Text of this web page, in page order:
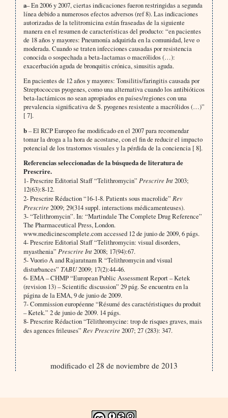
a– En 2006 y 2007, ciertas indicaciones fueron restringidas a segunda
línea debido a numerosos efectos adversos (ref 8). Las indicaciones
autorizadas de la telitromicina están fraseadas de la siguiente
manera en el resumen de características del producto: “en pacientes
de 18 años y mayores: Pneumonía adquirida en la comunidad, leve o
moderada. Cuando se traten infecciones causadas por resistencia
conocida o sospechada a beta-lactamas o macrólidos (…):
exacerbación aguda de bronquitis crónica, sinusitis aguda.
En pacientes de 12 años y mayores: Tonsilitis/faringitis causada por
Streptococcus pyogenes, como una alternativa cuando los antibióticos
beta-lactámicos no sean apropiados en países/regiones con una
prevalencia significativa de S. pyogenes resistente a macrólidos (…)”
[ 7].
b–El RCP Europeo fue modificado en el 2007 para recomendar
tomar la droga a la hora de acostarse, con el fin de reducir el impacto
potencial de los trastornos visuales y la pérdida de la conciencia [ 8].
Referencias seleccionadas de la búsqueda de literatura de
Prescrire.
1- Prescrire Editorial Staff “Telithromycin” Prescrire Int2003;
12(63):8-12.
2- Prescrire Rédaction “16-1-8. Patients sous macrolide” Rev
Prescrire2009; 29(314 suppl. interactions médicamenteuses).
3- “Telithromycin”. In: “Martindale The Complete Drug Reference”
The Pharmaceutical Press, London.
www.medicinescomplete.com accessed 12 de junio de 2009, 6 págs.
4- Prescrire Editorial Staff “Telithromycin: visual disorders,
myasthenia” Prescrire Int2008; 17(94):67.
5- Vuorio A and Rajaratnam R “Telithromycin and visual
disturbances” TABU2009; 17(2):44-46.
6- EMA – CHMP “European Public Assessment Report – Ketek
(revision 13) – Scientific discussion” 29 pág. Se encuentra en la
página de la EMA, 9 de junio de 2009.
7- Commission européenne “Résumé des caractéristiques du produit
– Ketek.” 2 de junio de 2009. 14 págs.
8- Prescrire Rédaction “Télithromycine: trop de risques graves, mais
des agences frileuses” Rev Prescrire2007; 27 (283): 347.
modificado el 28 de noviembre de 2013